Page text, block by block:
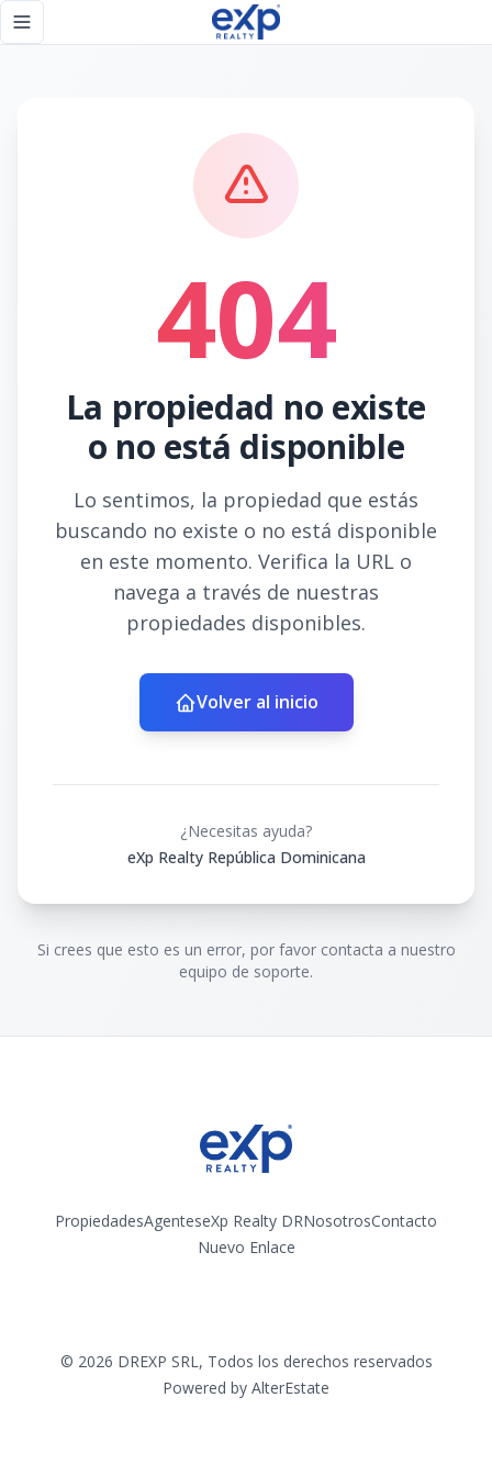
Toggle navigation menu
404
La propiedad no existe
o no está disponible
Lo sentimos, la propiedad que estás
buscando no existe o no está disponible
en este momento. Verifica la URL o
navega a través de nuestras
propiedades disponibles.
Volver al inicio
¿Necesitas ayuda?
eXp Realty República Dominicana
Si crees que esto es un error, por favor contacta a nuestro
equipo de soporte.
PropiedadesAgenteseXp Realty DRNosotrosContacto
Nuevo Enlace
© 2026 DREXP SRL, Todos los derechos reservados
Powered by AlterEstate
Página no encontrada - eXp Realty República Dominicana